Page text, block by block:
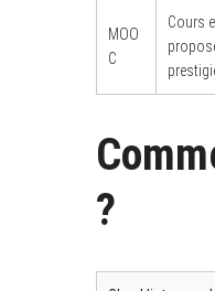
MOO
C
Cours
?